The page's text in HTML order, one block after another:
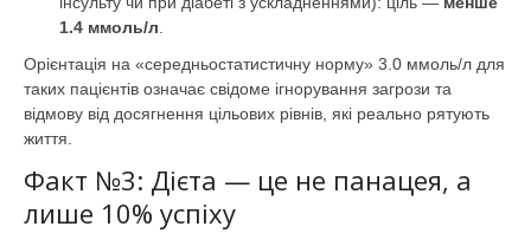
1.4 ммоль/л
Орієнтація на «середньостатистичну норму» 3.0 ммоль/л для
таких пацієнтів означає свідоме ігнорування загрози та
відмову від досягнення цільових рівнів, які реально рятують
життя.
Факт №3: Дієта — це не панацея, а
лише 10% успіху